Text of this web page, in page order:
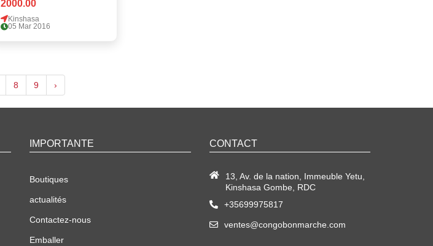
2000.00
Kinshasa
05 Mar 2016
8 9 ›
IMPORTANTE
Boutiques
actualités
Contactez-nous
Emballer
CONTACT
13, Av. de la nation, Immeuble Yetu,
Kinshasa Gombe, RDC
+35699975817
ventes@congobonmarche.com